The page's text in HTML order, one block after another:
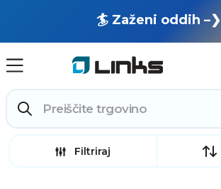
🏄 Zaženi oddih –❯
Filtriraj